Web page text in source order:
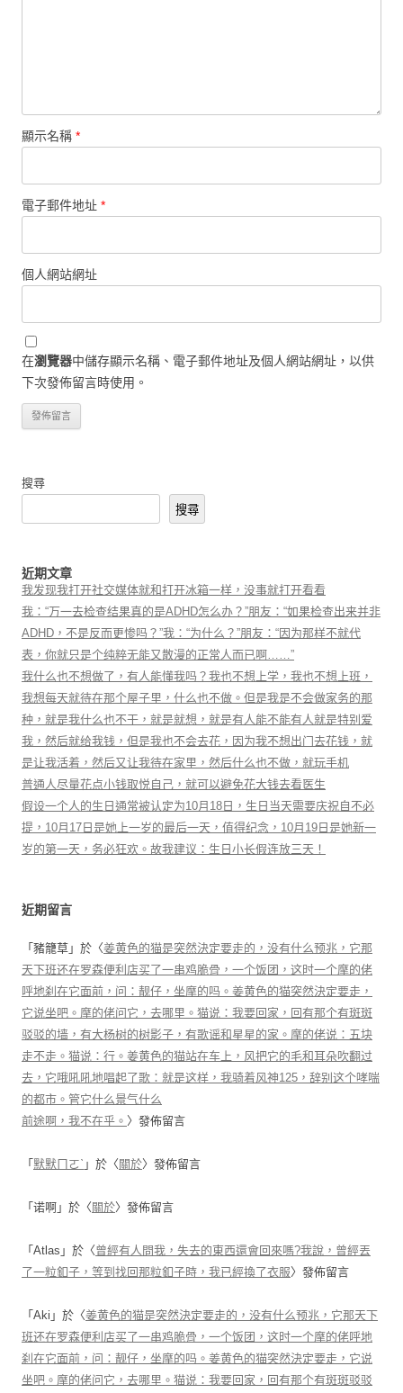
顯示名稱 *
電子郵件地址 *
個人網站網址
在瀏覽器中儲存顯示名稱、電子郵件地址及個人網站網址，以供
下次發佈留言時使用。
搜尋
搜尋
近期文章
我发现我打开社交媒体就和打开冰箱一样，没事就打开看看
我：“万一去检查结果真的是ADHD怎么办？”朋友：“如果检查出来并非
ADHD，不是反而更惨吗？”我：“为什么？”朋友：“因为那样不就代
表，你就只是个纯粹无能又散漫的正常人而已啊……”
我什么也不想做了，有人能懂我吗？我也不想上学，我也不想上班，
我想每天就待在那个屋子里，什么也不做。但是我是不会做家务的那
种，就是我什么也不干，就是就想，就是有人能不能有人就是特别爱
我，然后就给我钱，但是我也不会去花，因为我不想出门去花钱，就
是让我活着，然后又让我待在家里，然后什么也不做，就玩手机
普通人尽量花点小钱取悦自己，就可以避免花大钱去看医生
假设一个人的生日通常被认定为10月18日，生日当天需要庆祝自不必
提，10月17日是她上一岁的最后一天，值得纪念，10月19日是她新一
岁的第一天，务必狂欢。故我建议：生日小长假连放三天！
近期留言
「 豬籠草 」於〈姜黄色的猫是突然決定要走的，没有什么预兆，它那
天下班还在罗森便利店买了一串鸡脆骨，一个饭团，这时一个摩的佬
呼地刹在它面前，问：靓仔，坐摩的吗。姜黄色的猫突然決定要走，
它说坐吧。摩的佬问它，去哪里。猫说：我要回家，回有那个有斑斑
驳驳的墙，有大杨树的树影子，有歌谣和星星的家。摩的佬说：五块
走不走。猫说：行。姜黄色的猫站在车上，风把它的毛和耳朵吹翻过
去，它哦吼吼地唱起了歌：就是这样，我骑着风神125，辞别这个哮喘
的都市。管它什么景气什么
前途啊，我不在乎。 〉發佈留言
「 默默ㄇㄛˋ 」於〈 關於〉發佈留言
「 诺啊 」於〈 關於〉發佈留言
「 Atlas 」於〈曾經有人問我，失去的東西還會回來嗎?我說，曾經丟
了一粒釦子，等到找回那粒釦子時，我已經換了衣服〉發佈留言
「 Aki 」於〈姜黄色的猫是突然決定要走的，没有什么预兆，它那天下
班还在罗森便利店买了一串鸡脆骨，一个饭团，这时一个摩的佬呼地
刹在它面前，问：靓仔，坐摩的吗。姜黄色的猫突然決定要走，它说
坐吧。摩的佬问它，去哪里。猫说：我要回家，回有那个有斑斑驳驳